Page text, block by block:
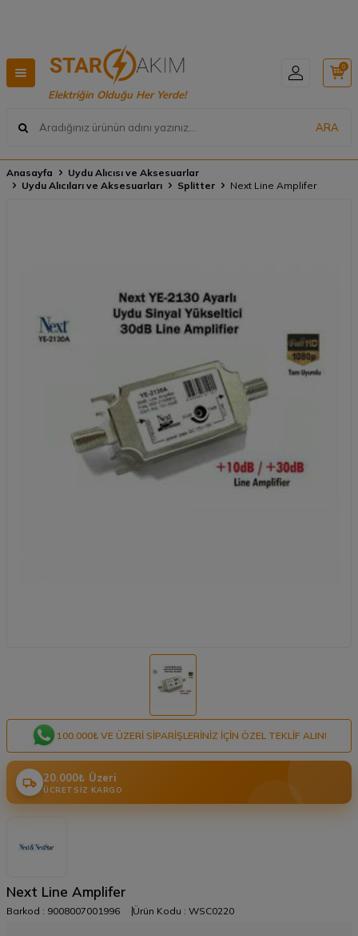
Elektriğin Olduğu Her Yerde!
ARA
0
Anasayfa
Uydu Alıcısı ve Aksesuarlar
Uydu Alıcıları ve Aksesuarları
Splitter Next Line Amplifer
100.000₺ VE ÜZERI SIPARIŞLERINIZ IÇIN ÖZEL TEKLIF ALIN!
20.000₺ Üzeri
ÜCRETSIZ KARGO
Next Line Amplifer
Barkod : 9008007001996 Ürün Kodu : WSC0220